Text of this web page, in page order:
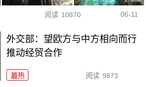
阅读 10870 06-11
外交部：望欧方与中方相向而行
推动经贸合作
最热 阅读 9873